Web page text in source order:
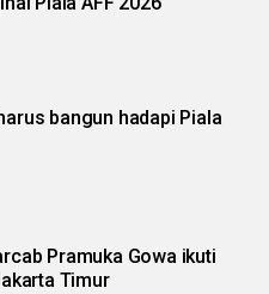
bangun hadapi Piala
Gowa ikuti
Timur